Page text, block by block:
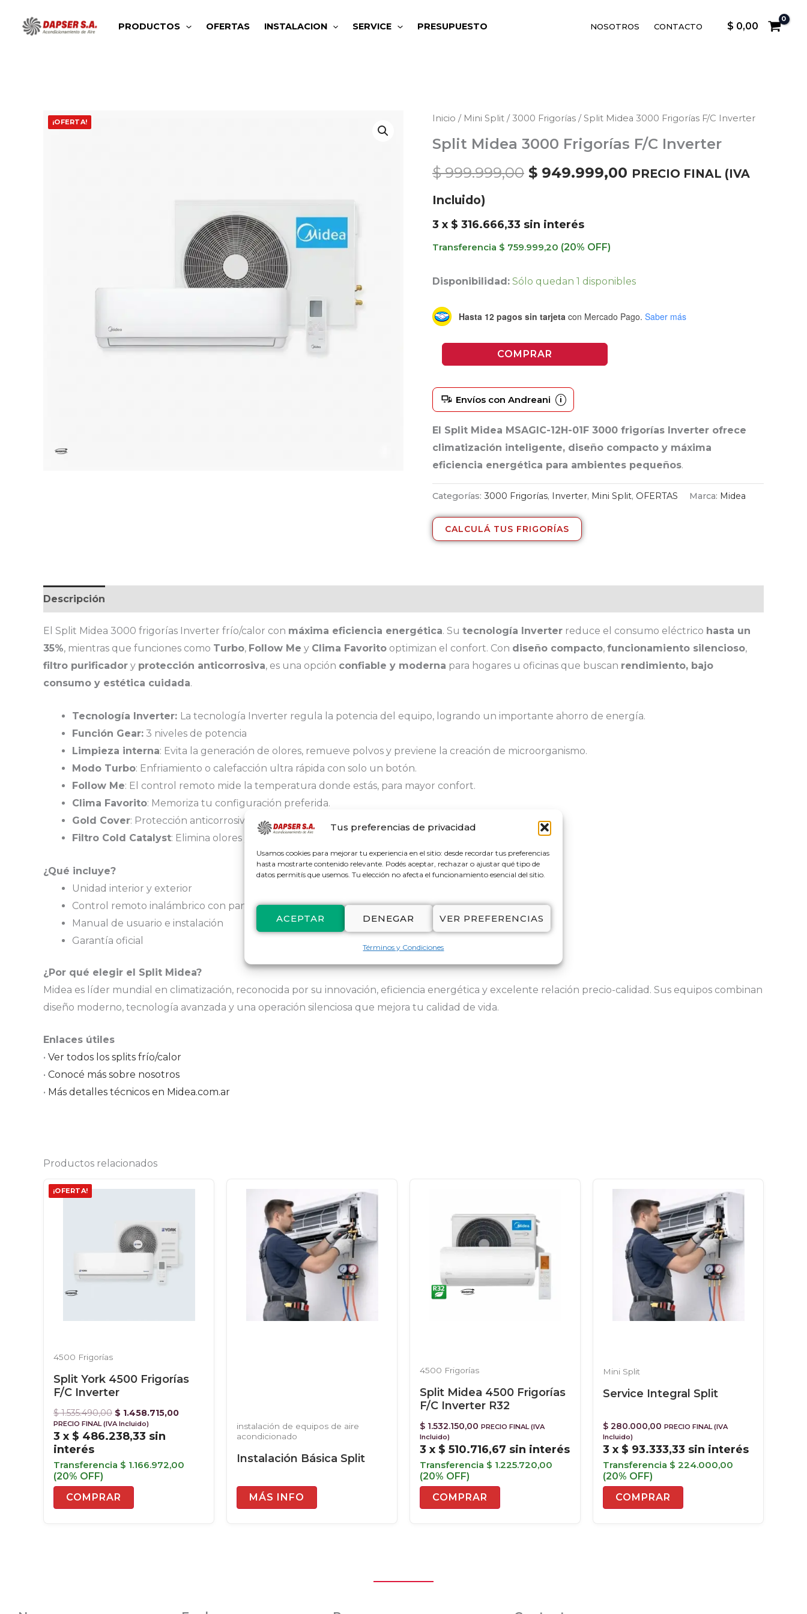
Tus preferencias de privacidad
Usamos cookies para mejorar tu experiencia en el sitio: desde recordar tus preferencias
hasta mostrarte contenido relevante. Podés aceptar, rechazar o ajustar qué tipo de
datos permitís que usemos. Tu elección no afecta el funcionamiento esencial del sitio.
ACEPTAR DENEGAR VER PREFERENCIAS
Términos y Condiciones
PRODUCTOS OFERTAS INSTALACION SERVICE PRESUPUESTO NOSOTROS CONTACTO $ 0,00
¡OFERTA! Inicio / Mini Split /3000 Frigorías / Split Midea 3000 Frigorías F/C Inverter
Split Midea 3000 Frigorías F/C Inverter
$999.999,00
El
precio
original
$ 999.999,00.
$ 949.999,00
El
precio
actual
PRECIO FINAL (IVA
Incluido)
3 x $ 316.666,33 sin interés
Transferencia $ 759.999,20 (20% OFF)
Disponibilidad: Sólo quedan 1 disponibles
Hasta 12 pagos sin tarjeta con Mercado Pago. Saber más
Split
Midea
3000
Frigorías
Inverter
cantidad
COMPRAR
Envíos con Andreani i
El Split Midea MSAGIC-12H-01F 3000 frigorías Inverter ofrece
climatización inteligente, diseño compacto y máxima
eficiencia energética para ambientes pequeños.
Categorías: 3000 Frigorías, Inverter, Mini Split, OFERTAS Marca: Midea
CALCULÁ TUS FRIGORÍAS
Descripción
El Split Midea 3000 frigorías Inverter frío/calor con máxima eficiencia energética. Su tecnología Inverter reduce el consumo eléctrico hasta un
35%, mientras que funciones como Turbo, Follow Me y Clima Favorito optimizan el confort. Con diseño compacto, funcionamiento silencioso,
filtro purificador y protección anticorrosiva, es una opción confiable y moderna para hogares u oficinas que buscan rendimiento, bajo
consumo y estética cuidada.
Tecnología Inverter: La tecnología Inverter regula la potencia del equipo, logrando un importante ahorro de energía.
Función Gear: 3 niveles de potencia
Limpieza interna: Evita la generación de olores, remueve polvos y previene la creación de microorganismo.
Modo Turbo: Enfriamiento o calefacción ultra rápida con solo un botón.
Follow Me: El control remoto mide la temperatura donde estás, para mayor confort.
Clima Favorito: Memoriza tu configuración preferida.
Gold Cover: Protección anticorrosiva en la unidad exterior, ideal para climas húmedos o salinos.
Filtro Cold Catalyst: Elimina olores y partículas del aire, mejorando la calidad del ambiente.
¿Qué incluye?
Unidad interior y exterior
Control remoto inalámbrico con pantalla digital
Manual de usuario e instalación
Garantía oficial
¿Por qué elegir el Split Midea?
Midea es líder mundial en climatización, reconocida por su innovación, eficiencia energética y excelente relación precio-calidad. Sus equipos combinan
diseño moderno, tecnología avanzada y una operación silenciosa que mejora tu calidad de vida.
Enlaces útiles
• Ver todos los splits frío/calor
• Conocé más sobre nosotros
• Más detalles técnicos en Midea.com.ar
Productos relacionados
¡OFERTA!
4500 Frigorías
Split York 4500 Frigorías
F/C Inverter
$1.535.490,00
$ 1.535.490,00.
$ 1.458.715,00
PRECIO FINAL (IVA Incluido)
3 x $ 486.238,33 sin
interés
Transferencia $ 1.166.972,00
(20% OFF)
COMPRAR
instalación de equipos de aire
acondicionado
Instalación Básica Split
MÁS INFO
4500 Frigorías
Split Midea 4500 Frigorías
F/C Inverter R32
$ 1.532.150,00 PRECIO FINAL (IVA
Incluido)
3 x $ 510.716,67 sin interés
Transferencia $ 1.225.720,00
(20% OFF)
COMPRAR
Mini Split
Service Integral Split
$ 280.000,00 PRECIO FINAL (IVA
Incluido)
3 x $ 93.333,33 sin interés
Transferencia $ 224.000,00
(20% OFF)
COMPRAR